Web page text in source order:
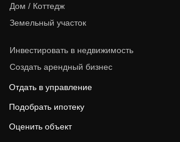
Дом / Коттедж
Земельный участок
Инвестировать в недвижимость
Создать арендный бизнес
Отдать в управление
Подобрать ипотеку
Оценить объект